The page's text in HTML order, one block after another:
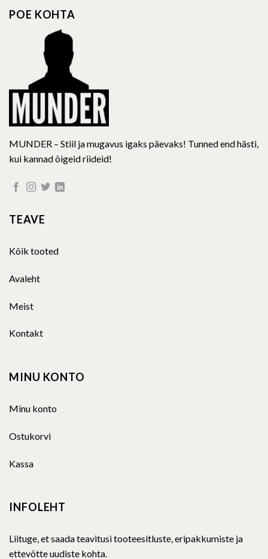
may
chosen
on
the
product
page
POE KOHTA
MUNDER – Stiil ja mugavus igaks päevaks! Tunned end hästi,
kui kannad õigeid riideid!
TEAVE
Kõik tooted
Avaleht
Meist
Kontakt
MINU KONTO
Minu konto
Ostukorvi
Kassa
INFOLEHT
Liituge, et saada teavitusi tooteesitluste, eripakkumiste ja
ettevõtte uudiste kohta.